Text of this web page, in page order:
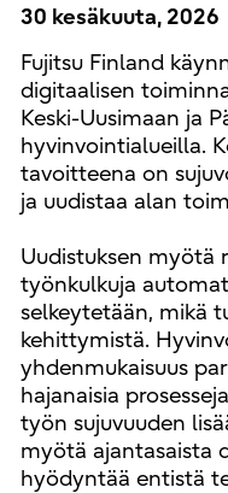
30 kesäkuuta, 2026
Fujitsu Finland
digitaalisen
Keski-Uusimaan ja
hyvinvointialueilla.
tavoitteena on
ja uudistaa alan
Uudistuksen myötä
työnkulkuja
selkeytetään, mikä
kehittymistä.
yhdenmukaisuus
hajanaisia
työn sujuvuuden
myötä ajantasaista
hyödyntää entistä